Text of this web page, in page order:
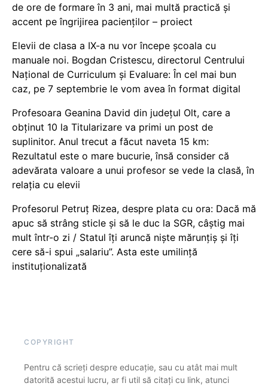
de ore de formare în 3 ani, mai multă practică și
accent pe îngrijirea pacienților – proiect
Elevii de clasa a IX-a nu vor începe școala cu
manuale noi. Bogdan Cristescu, directorul Centrului
Național de Curriculum și Evaluare: În cel mai bun
caz, pe 7 septembrie le vom avea în format digital
Profesoara Geanina David din județul Olt, care a
obținut 10 la Titularizare va primi un post de
suplinitor. Anul trecut a făcut naveta 15 km:
Rezultatul este o mare bucurie, însă consider că
adevărata valoare a unui profesor se vede la clasă, în
relația cu elevii
Profesorul Petruț Rizea, despre plata cu ora: Dacă mă
apuc să strâng sticle și să le duc la SGR, câștig mai
mult într-o zi / Statul îți aruncă niște mărunțiș și îți
cere să-i spui „salariu”. Asta este umilință
instituționalizată
COPYRIGHT
Pentru că scrieți despre educație, sau cu atât mai mult
datorită acestui lucru, ar fi util să citați cu link, atunci